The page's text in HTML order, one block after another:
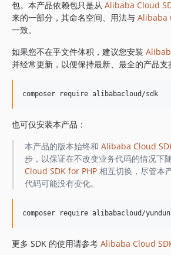
1.8.841
1.8.839
1.8.838
1.8.837
1.8.836
1.8.834
1.8.832
1.8.830
1.8.828
1.8.826
1.8.825
1.8.822
包。本产品依赖包只是从 Alibaba Cloud
来的一部分，其命名空间、用法与 Alibaba
一致。
如果您不在乎文件体积，建议您安装
并经常更新，以便保持最新、最全的产品支
也可仅安装本产品：
本产品的版本始终和 Alibaba Cloud
步，以保证在不改变业务代码的情况下
Cloud SDK for PHP相互切换，尽管本
代码可能没有变化。
更多 SDK 的使用请参考 Alibaba Cloud